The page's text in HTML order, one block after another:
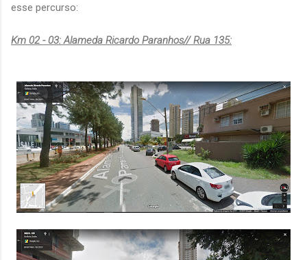
esse percurso:
Km 02 - 03: Alameda Ricardo Paranhos// Rua 135: